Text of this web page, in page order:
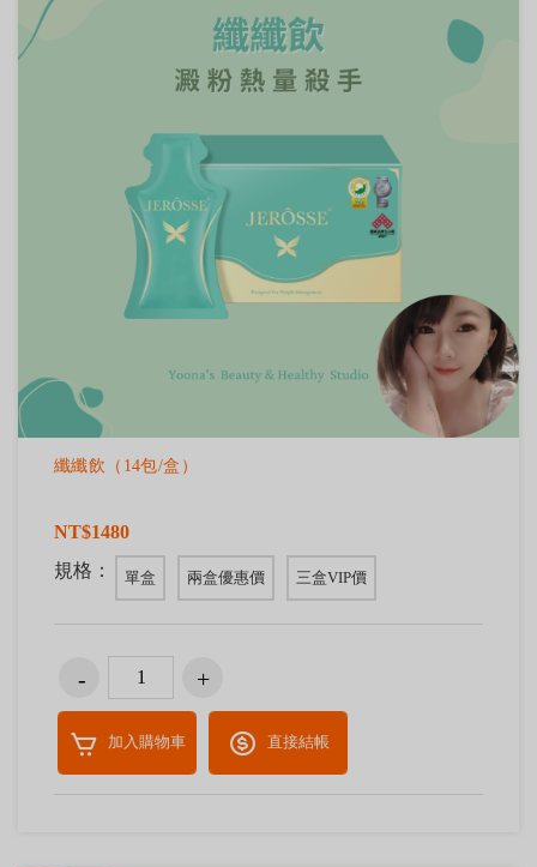
纖纖飲（14包/盒）
NT$1480
規格：
單盒 兩盒優惠價 三盒VIP價
加入購物車 直接結帳